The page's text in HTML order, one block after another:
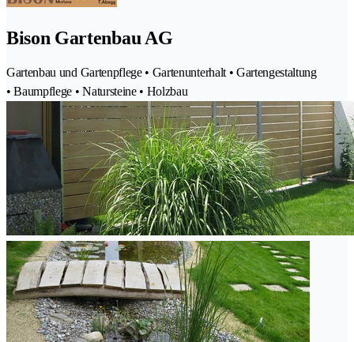
Bison Gartenbau AG
Gartenbau und Gartenpflege • Gartenunterhalt • Gartengestaltung
• Baumpflege • Natursteine • Holzbau